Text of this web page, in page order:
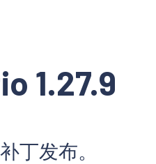
1.27.9
丁发布。